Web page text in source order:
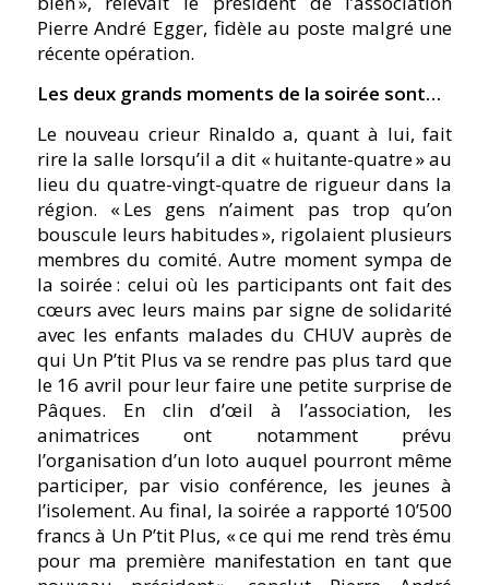
Pierre André Egger, fidèle au poste malgré une
récente opération.
Les deux grands moments de la soirée sont…
Le nouveau crieur Rinaldo a, quant à lui, fait
rire la salle lorsqu’il a dit « huitante-quatre » au
lieu du quatre-vingt-quatre de rigueur dans la
région. « Les gens n’aiment pas trop qu’on
bouscule leurs habitudes », rigolaient plusieurs
membres du comité. Autre moment sympa de
la soirée : celui où les participants ont fait des
cœurs avec leurs mains par signe de solidarité
avec les enfants malades du CHUV auprès de
qui Un P’tit Plus va se rendre pas plus tard que
le 16 avril pour leur faire une petite surprise de
Pâques. En clin d’œil à l’association, les
animatrices ont notamment prévu
l’organisation d’un loto auquel pourront même
participer, par visio conférence, les jeunes à
l’isolement. Au final, la soirée a rapporté 10’500
francs à Un P’tit Plus, « ce qui me rend très ému
pour ma première manifestation en tant que